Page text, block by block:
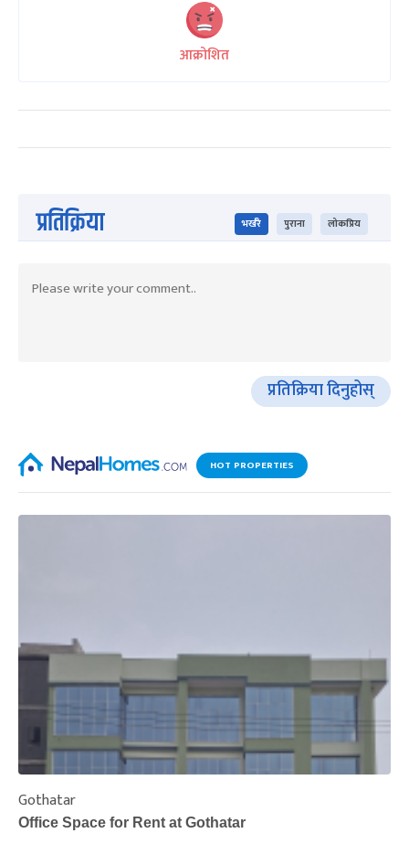
आक्रोशित
प्रतिक्रिया भर्खरै पुराना लोकप्रिय
प्रतिक्रिया दिनुहोस्
HOT PROPERTIES
Gothatar
Office Space for Rent at Gothatar